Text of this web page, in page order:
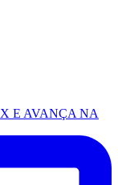
E AVANÇA NA